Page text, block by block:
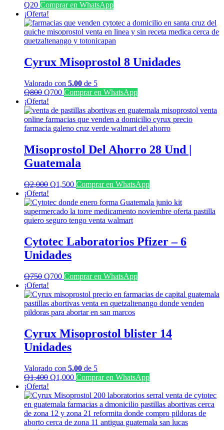
Q20 Comprar en WhatsApp
¡Oferta!
Cyrux Misoprostol 8 Unidades
Valorado con 5.00 de 5
Q800 El
precio
original
era:
Q800.
Q700El
actual
es:
Q700.
Comprar en WhatsApp
¡Oferta!
Misoprostol Del Ahorro 28 Und |
Guatemala
Q2,000 El
original
era:
Q2,000.
Q1,500El
actual
es:
Q1,500.
Comprar en WhatsApp
¡Oferta!
Cytotec Laboratorios Pfizer – 6
Unidades
Q750 El
precio
original
era:
Q750.
Q700El
actual
es:
Q700.
Comprar en WhatsApp
¡Oferta!
Cyrux Misoprostol blister 14
Unidades
Valorado con 5.00 de 5
Q1,400 El
original
era:
Q1,400.
Q1,000El
actual
es:
Q1,000.
Comprar en WhatsApp
¡Oferta!